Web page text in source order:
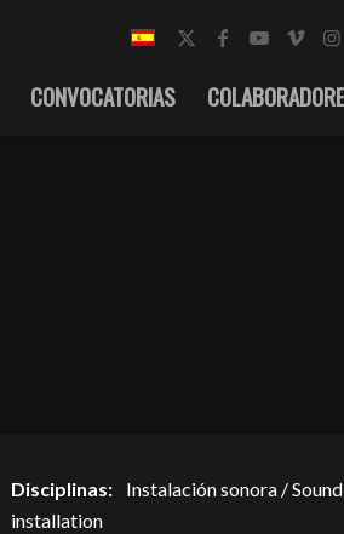
CONVOCATORIAS
Disciplinas:
Instalación sonora / Sound
installation